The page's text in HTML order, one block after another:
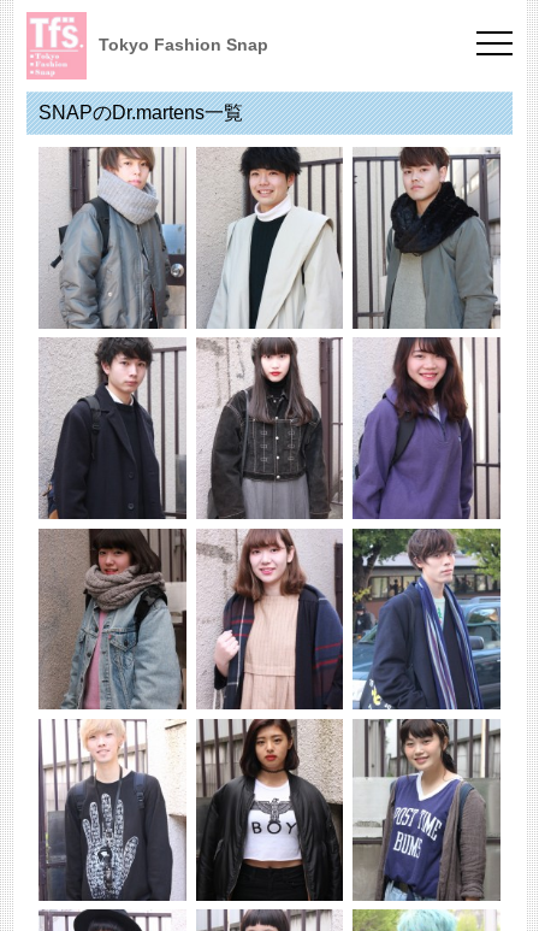
Tokyo Fashion Snap
SNAPのDr.martens一覧